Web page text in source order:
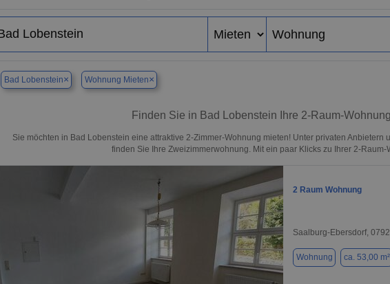
Bad Lobenstein× Wohnung Mieten×
Finden Sie in Bad Lobenstein Ihre 2-Raum-
Sie möchten in Bad Lobenstein eine attraktive 2-Zimmer-Wohnung mieten! Unter privaten
finden Sie Ihre Zweizimmerwohnung. Mit ein paar Klicks zu Ihrer 2-Raum-
2 Raum Wohnung
Saalburg-Ebersdorf,
Wohnung ca. 53,00 m²